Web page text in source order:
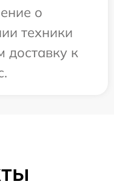
о
техники
доставку к